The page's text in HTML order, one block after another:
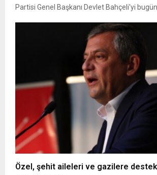
Partisi Genel Başkanı Devlet Bahçeli'yi
Özel, şehit aileleri ve gazilere